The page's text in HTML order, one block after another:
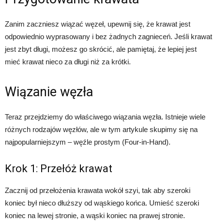
Zanim zaczniesz wiązać węzeł, upewnij się, że krawat jest
odpowiednio wyprasowany i bez żadnych zagnieceń. Jeśli krawat
jest zbyt długi, możesz go skrócić, ale pamiętaj, że lepiej jest
mieć krawat nieco za długi niż za krótki.
Wiązanie węzła
Teraz przejdziemy do właściwego wiązania węzła. Istnieje wiele
różnych rodzajów węzłów, ale w tym artykule skupimy się na
najpopularniejszym – węźle prostym (Four-in-Hand).
Krok 1: Przełóż krawat
Zacznij od przełożenia krawata wokół szyi, tak aby szeroki
koniec był nieco dłuższy od wąskiego końca. Umieść szeroki
koniec na lewej stronie, a wąski koniec na prawej stronie.